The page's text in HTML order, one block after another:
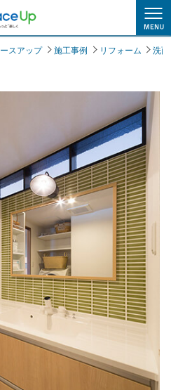
事例
スアップ 施工事例 リフォーム 洗